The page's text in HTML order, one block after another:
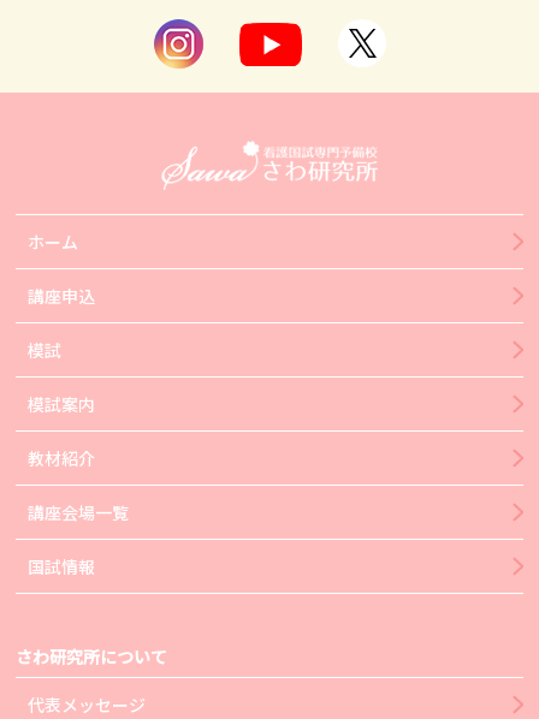
ホーム
講座申込
模試
模試案内
教材紹介
講座会場一覧
国試情報
さわ研究所について
代表メッセージ